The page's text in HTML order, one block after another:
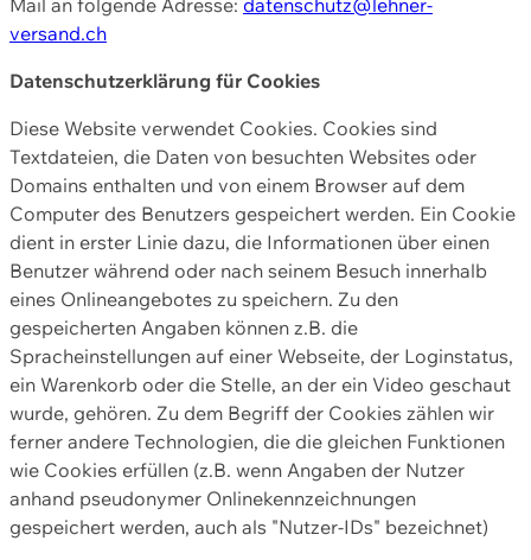
versand.ch
Datenschutzerklärung für Cookies
Diese Website verwendet Cookies. Cookies sind
Textdateien, die Daten von besuchten Websites oder
Domains enthalten und von einem Browser auf dem
Computer des Benutzers gespeichert werden. Ein Cookie
dient in erster Linie dazu, die Informationen über einen
Benutzer während oder nach seinem Besuch innerhalb
eines Onlineangebotes zu speichern. Zu den
gespeicherten Angaben können z.B. die
Spracheinstellungen auf einer Webseite, der Loginstatus,
ein Warenkorb oder die Stelle, an der ein Video geschaut
wurde, gehören. Zu dem Begriff der Cookies zählen wir
ferner andere Technologien, die die gleichen Funktionen
wie Cookies erfüllen (z.B. wenn Angaben der Nutzer
anhand pseudonymer Onlinekennzeichnungen
gespeichert werden, auch als "Nutzer-IDs" bezeichnet)